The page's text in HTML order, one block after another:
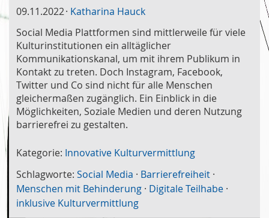
09.11.2022 Katharina Hauck
Social Media Plattformen sind mittlerweile für viele
Kulturinstitutionen ein alltäglicher
Kommunikationskanal, um mit ihrem Publikum in
Kontakt zu treten. Doch Instagram, Facebook,
Twitter und Co sind nicht für alle Menschen
gleichermaßen zugänglich. Ein Einblick in die
Möglichkeiten, Soziale Medien und deren Nutzung
barrierefrei zu gestalten.
Kategorie: Innovative Kulturvermittlung
Schlagworte: Social Media · Barrierefreiheit ·
Menschen mit Behinderung · Digitale Teilhabe ·
inklusive Kulturvermittlung